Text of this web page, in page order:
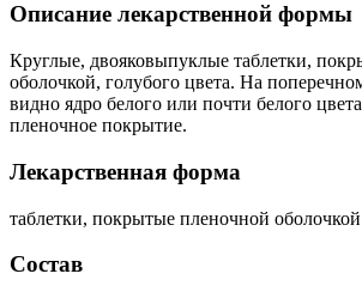
Описание лекарственной формы
Круглые, двояковыпуклые таблетки,
оболочкой, голубого цвета. На
видно ядро белого или почти белого
пленочное покрытие.
Лекарственная форма
таблетки, покрытые пленочной оболочкой
Состав